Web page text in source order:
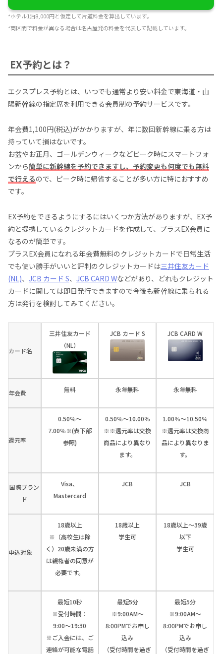
*ホテル1泊8,000円と仮定して片道料金を算出しています。
*両区間で料金が異なる場合は名古屋発の料金を代表して記載しています。
EX予約とは？
エクスプレス予約とは、いつでも通常より安い料金で東海道・山
陽新幹線の指定席を利用できる会員制の予約サービスです。
年会費1,100円(税込)がかかりますが、年に数回新幹線に乗る方は
持っていて損はないです。
お盆やお正月、ゴールデンウィークなどピーク時にスマートフォ
ンから簡単に新幹線を予約できますし、予約変更も何度でも無料
で行えるので、ピーク時に帰省することが多い方に特におすすめ
です。
EX予約をできるようにするにはいくつか方法がありますが、EX予
約と提携しているクレジットカードを作成して、プラスEX会員に
なるのが簡単です。
プラスEX会員になれる年会費無料のクレジットカードで日常生活
でも使い勝手がいいと評判のクレジットカードは三井住友カード
(NL)、 JCB カード S、 JCB CARD Wなどがあり、どれもクレジット
カードに関しては即日発行できますので今後も新幹線に乗られる
方は発行を検討してみてください。
カード名
三井住友カード
（NL）
JCB カード S JCB CARD W
年会費 無料 永年無料 永年無料
還元率
0.50％～
7.00％※(表下部
参照)
0.50％～10.00％
※※還元率は交換
商品により異なり
ます。
1.00％～10.50％
※還元率は交換商
品により異なりま
す。
国際ブラン
ド
Visa、
Mastercard
JCB JCB
申込対象
18歳以上
※（高校生は除
く）20歳未満の方
は親権者の同意が
必要です。
18歳以上
学生可
18歳以上～39歳
以下
学生可
最短10秒
※受付時間：
9:00〜19:30
※ご入会には、ご
連絡が可能な電話
最短5分
※9:00AM～
8:00PMでお申し
込み
（受付時間を過ぎ
最短5分
※9:00AM～
8:00PMでお申し
込み
（受付時間を過ぎ